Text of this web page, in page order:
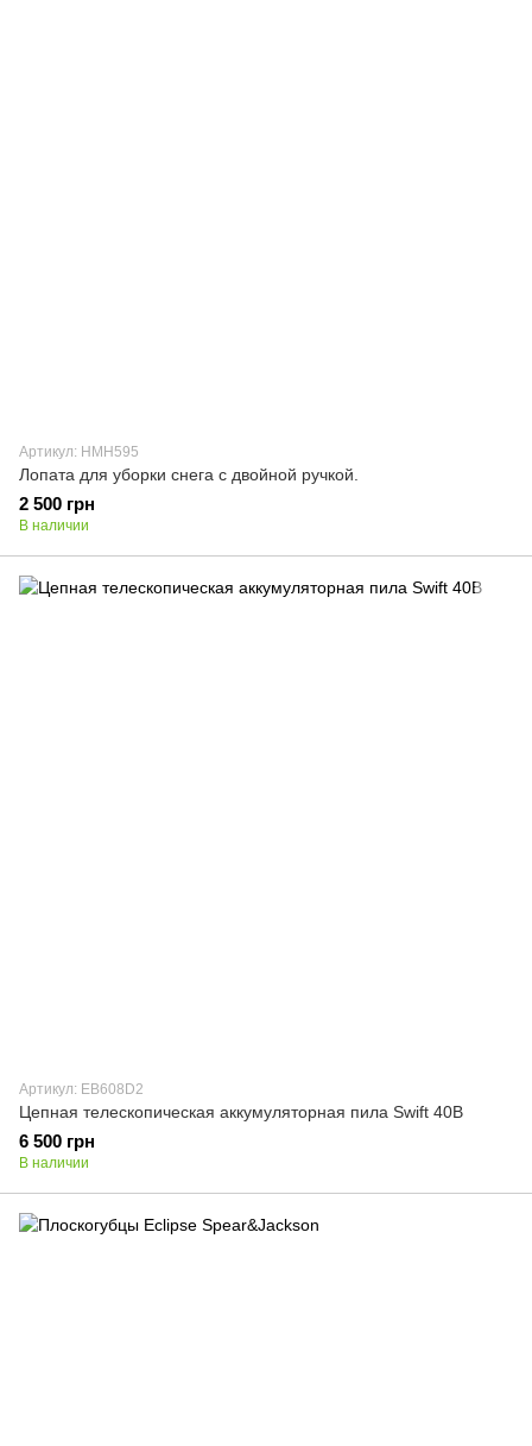
Артикул: HMH595
Лопата для уборки снега с двойной ручкой.
2 500 грн
В наличии
Артикул: EB608D2
Цепная телескопическая аккумуляторная пила Swift 40В
6 500 грн
В наличии